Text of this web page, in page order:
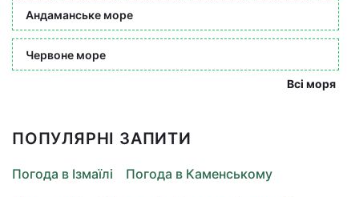
Андаманське море
Червоне море
Всі моря
ПОПУЛЯРНІ ЗАПИТИ
Погода в Ізмаїлі
Погода в Каменському